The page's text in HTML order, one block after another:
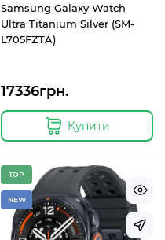
Samsung Galaxy Watch
Ultra Titanium Silver (SM-
L705FZTA)
17336грн.
Купити
TOP
NEW